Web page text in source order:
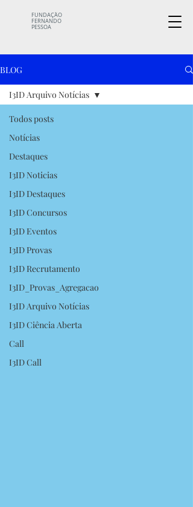
FUNDAÇÃO
FERNANDO
PESSOA
BLOG
Todos posts
Notícias
Destaques
I3ID Noticias
I3ID Destaques
I3ID Concursos
I3ID Eventos
I3ID Provas
I3ID Recrutamento
I3ID_Provas_Agregacao
I3ID Arquivo Notícias
I3ID Ciência Aberta
Call
I3ID Call
I3ID Arquivo Notícias